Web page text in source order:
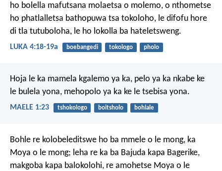
ho bolella mafutsana molaetsa o molemo, o nthometse
ho phatlalletsa bathopuwa tsa tokoloho, le difofu hore
di tla tutuboloha, le ho lokolla ba hateletsweng.
LUKA 4:18-19a boebangedi tokologo pholo
Hoja le ka mamela kgalemo ya ka, pelo ya ka nkabe ke
le bulela yona, mehopolo ya ka ke le tsebisa yona.
MAELE 1:23 tshokologo boitsholo bohlale
Bohle re kolobeleditswe ho ba mmele o le mong, ka
Moya o le mong; leha re ka ba Bajuda kapa Bagerike,
makgoba kapa balokolohi, re amohetse Moya o le